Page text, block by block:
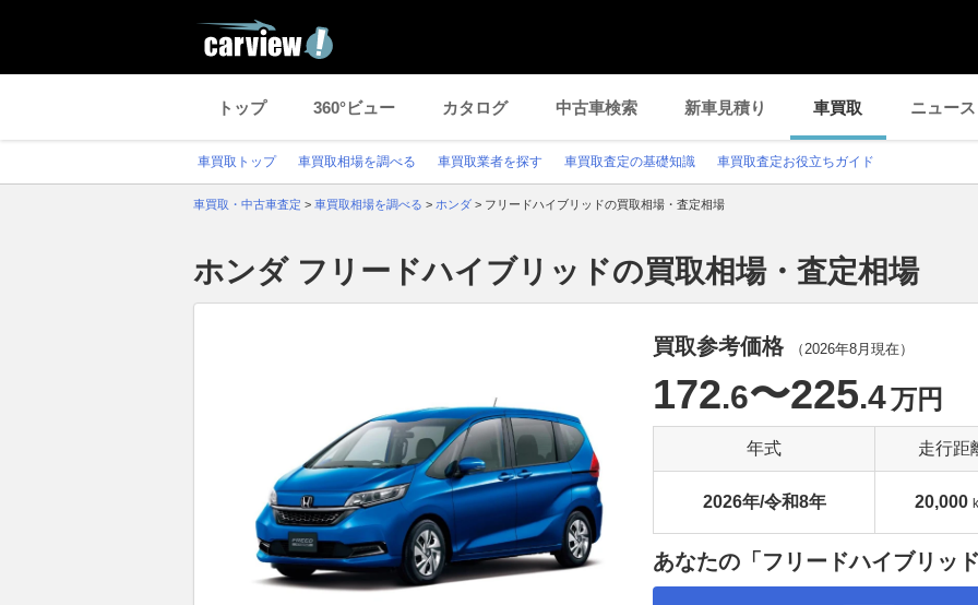
トップ 360°ビュー カタログ 中古車検索 新車見積り 車買取 ニュース
車買取トップ 車買取相場を調べる 車買取業者を探す 車買取査定の基礎知識 車買取査定お役立ちガイド
車買取・中古車査定 > 車買取相場を調べる > ホンダ > フリードハイブリッドの買取相場・査定相場
ホンダ フリードハイブリッドの買取相場・査定相場
買取参考価格 （2026年8月 現在）
172.6〜225.4万円
年式 走行距
2026年/令和8年 20,000
あなたの「フリードハイブリッ